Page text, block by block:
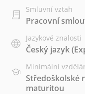
Smluvní vztah
Pracovní
Jazykové znalosti
Český jazyk
Minimální
Středoškolské
maturitou